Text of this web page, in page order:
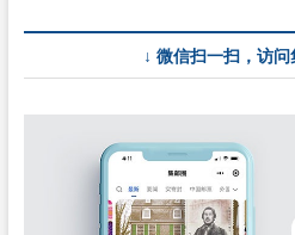
↓ 微信扫一扫，访